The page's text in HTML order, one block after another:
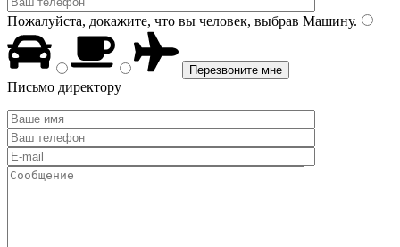
Пожалуйста, докажите, что вы человек, выбрав Машину.
Письмо директору